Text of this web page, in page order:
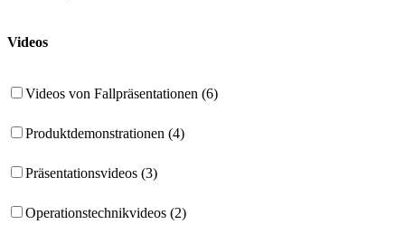
Videos
Videos von Fallpräsentationen (6)
Produktdemonstrationen (4)
Präsentationsvideos (3)
Operationstechnikvideos (2)